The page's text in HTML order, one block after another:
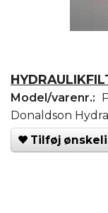
Model/varenr.:
Donaldson
Tilføj